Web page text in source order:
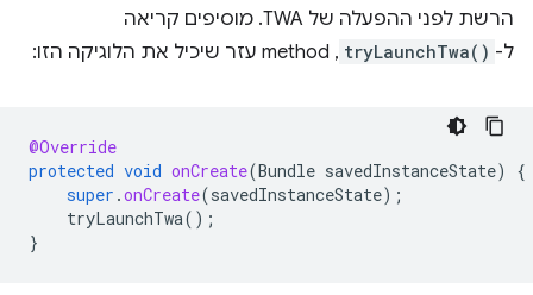
הרשת לפני ההפעלה של TWA. מוסיפים קריאה
ל- tryLaunchTwa() , method עזר שיכיל את הלוגיקה הזו:
@Override
protected void onCreate(Bundle savedInstanceState)
{
super .onCreate(savedInstanceState);
tryLaunchTwa();
}